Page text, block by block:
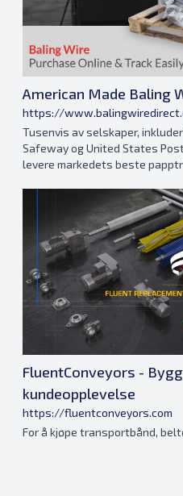
American Made Baling
https://
Tusenvis av selskaper,
Safeway og United States
levere markedets beste
FluentConveyors -
kundeopplevelse
https://fluentconveyors.com
For å kjøpe transportbånd,